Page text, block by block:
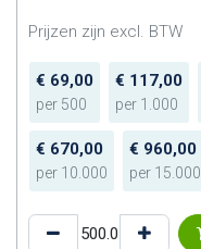
Prijzen zijn excl. BTW
€ 69,00
per 500
€ 117,00
per 1.000
€ 670,00
per 10.000
€ 960,00
per 15.000